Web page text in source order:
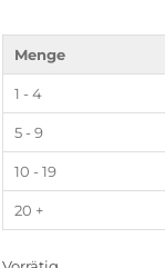
Menge
1 - 4
5 - 9
10 - 19
20 +